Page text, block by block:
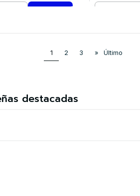
1 2 3 » Último
destacadas